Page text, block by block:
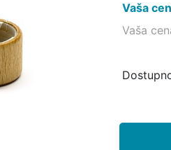
Vaša
Vaša